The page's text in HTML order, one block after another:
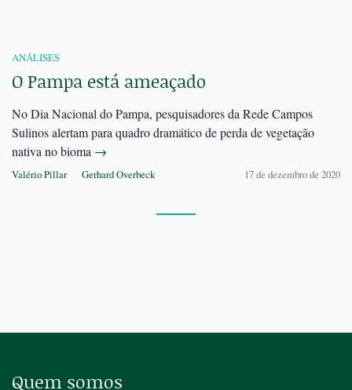
ANÁLISES
O Pampa está ameaçado
No Dia Nacional do Pampa, pesquisadores da Rede Campos
Sulinos alertam para quadro dramático de perda de vegetação
nativa no bioma →
Valério Pillar Gerhard Overbeck 17 de dezembro de 2020
Quem somos